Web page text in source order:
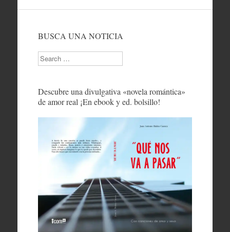
BUSCA UNA NOTICIA
Search
Descubre una divulgativa «novela romántica»
de amor real ¡En ebook y ed. bolsillo!